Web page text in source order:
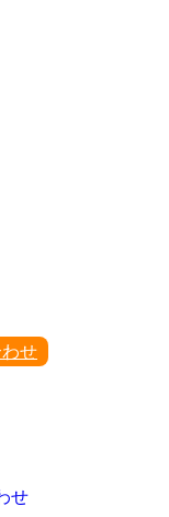
せ
せ